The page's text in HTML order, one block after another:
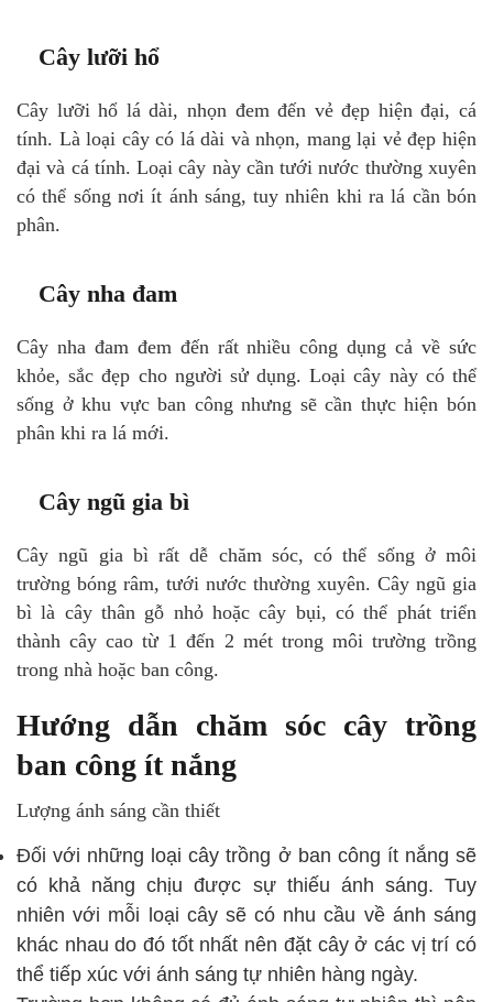
Cây lưỡi hổ
Cây lưỡi hổ lá dài, nhọn đem đến vẻ đẹp hiện đại, cá
tính. Là loại cây có lá dài và nhọn, mang lại vẻ đẹp hiện
đại và cá tính. Loại cây này cần tưới nước thường xuyên
có thể sống nơi ít ánh sáng, tuy nhiên khi ra lá cần bón
phân.
Cây nha đam
Cây nha đam đem đến rất nhiều công dụng cả về sức
khỏe, sắc đẹp cho người sử dụng. Loại cây này có thể
sống ở khu vực ban công nhưng sẽ cần thực hiện bón
phân khi ra lá mới.
Cây ngũ gia bì
Cây ngũ gia bì rất dễ chăm sóc, có thể sống ở môi
trường bóng râm, tưới nước thường xuyên. Cây ngũ gia
bì là cây thân gỗ nhỏ hoặc cây bụi, có thể phát triển
thành cây cao từ 1 đến 2 mét trong môi trường trồng
trong nhà hoặc ban công.
Hướng dẫn chăm sóc cây trồng
ban công ít nắng
Lượng ánh sáng cần thiết
Đối với những loại cây trồng ở ban công ít nắng sẽ
có khả năng chịu được sự thiếu ánh sáng. Tuy
nhiên với mỗi loại cây sẽ có nhu cầu về ánh sáng
khác nhau do đó tốt nhất nên đặt cây ở các vị trí có
thể tiếp xúc với ánh sáng tự nhiên hàng ngày.